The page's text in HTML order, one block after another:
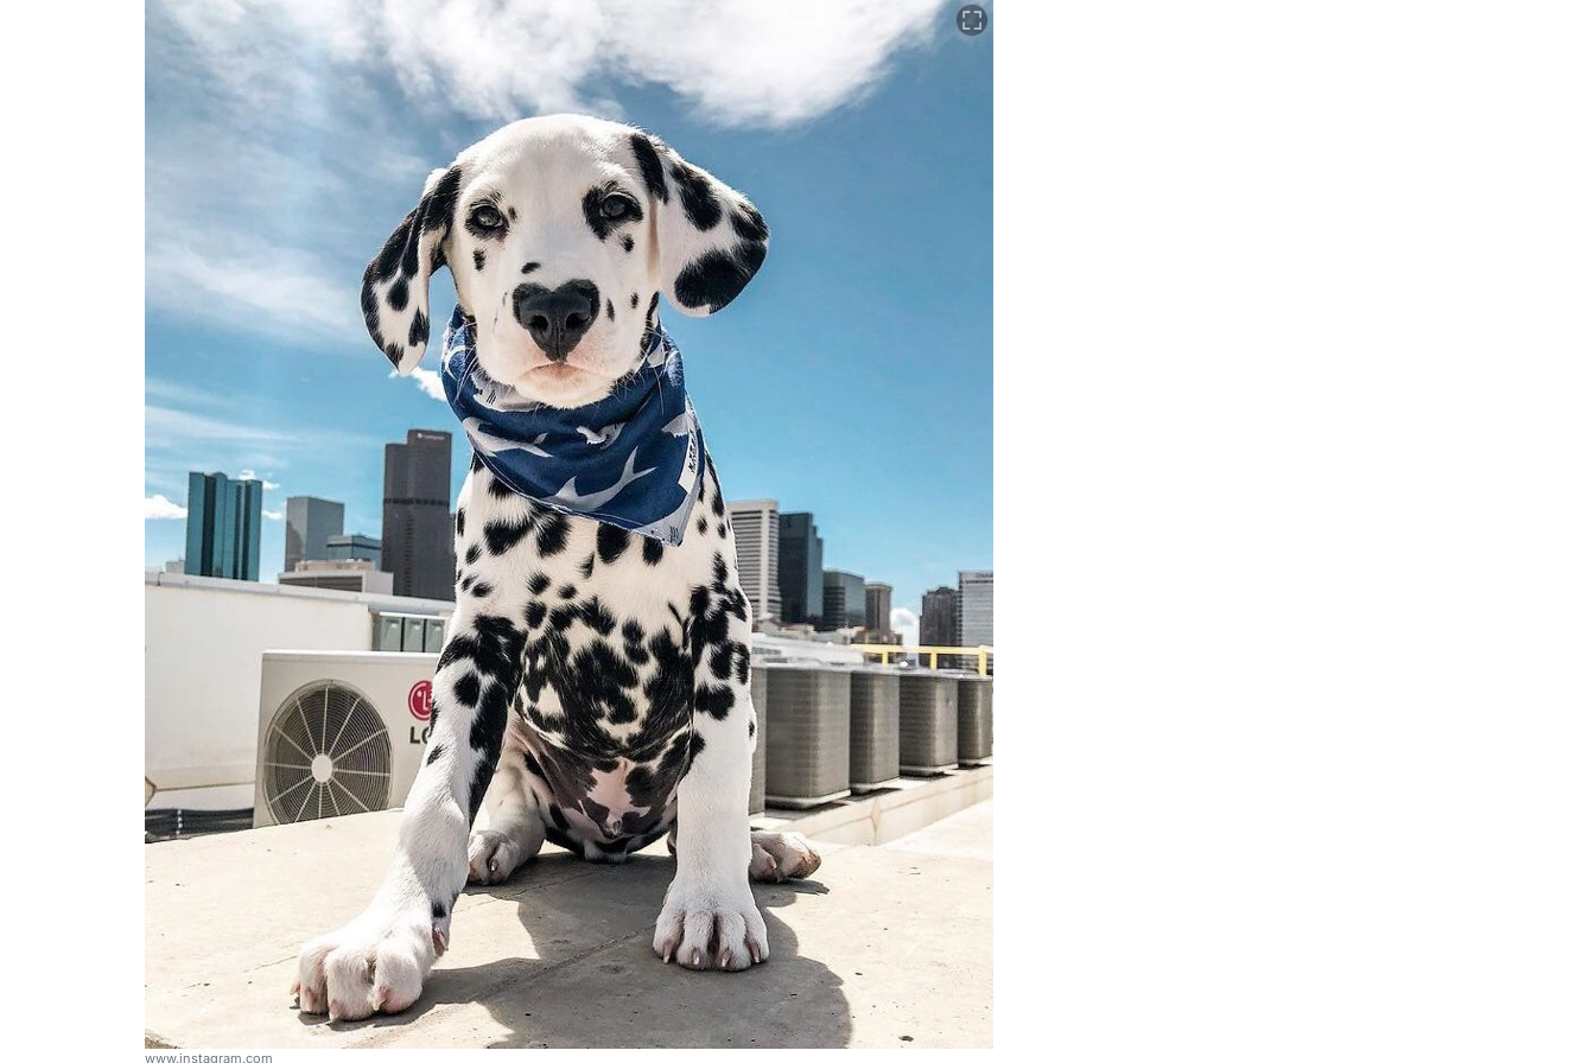
www.instagram.com